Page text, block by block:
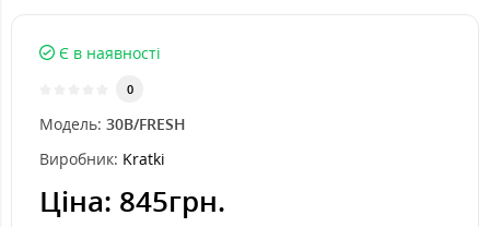
Є в наявності
0
Модель: 30B/FRESH
Виробник: Kratki
Ціна: 845грн.